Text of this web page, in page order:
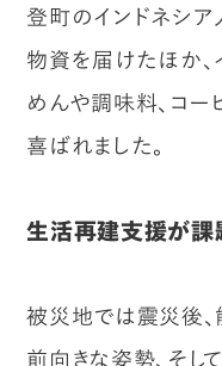
登町のインドネシ
物資を届けたほか、
めんや調味料、コ
喜ばれました。
生活再建支援が課
被災地では震災後
前向きな姿勢、そ